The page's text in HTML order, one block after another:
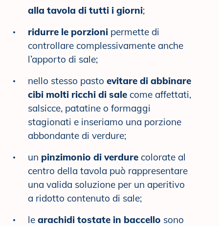
alla tavola di tutti i giorni;
ridurre le porzionipermette di
controllare complessivamente anche
l’apporto di sale;
nello stesso pasto evitare di abbinare
cibi molti ricchi di salecome affettati,
salsicce, patatine o formaggi
stagionati e inseriamo una porzione
abbondante di verdure;
un pinzimonio di verdurecolorate al
centro della tavola può rappresentare
una valida soluzione per un aperitivo
a ridotto contenuto di sale;
le arachidi tostate in baccello sono